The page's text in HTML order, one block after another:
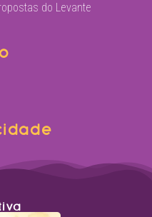
do Levante